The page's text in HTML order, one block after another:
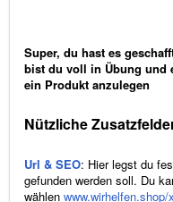
Super, du hast es
bist du voll in Übung und
ein Produkt anzulegen
Nützliche
Url & SEO: Hier legst du
gefunden werden soll. Du
wählen www.wirhelfen.shop/